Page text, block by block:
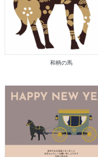
和柄の馬